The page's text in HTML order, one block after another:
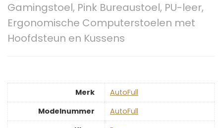
Gamingstoel, Pink Bureaustoel, PU-leer,
Ergonomische Computerstoelen met
Hoofdsteun en Kussens
Merk
‎AutoFull
Modelnummer
‎AutoFull